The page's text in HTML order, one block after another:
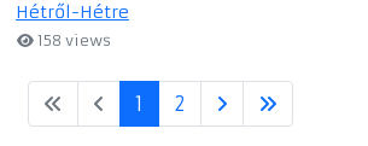
Hétről-Hétre
158 views
1 2